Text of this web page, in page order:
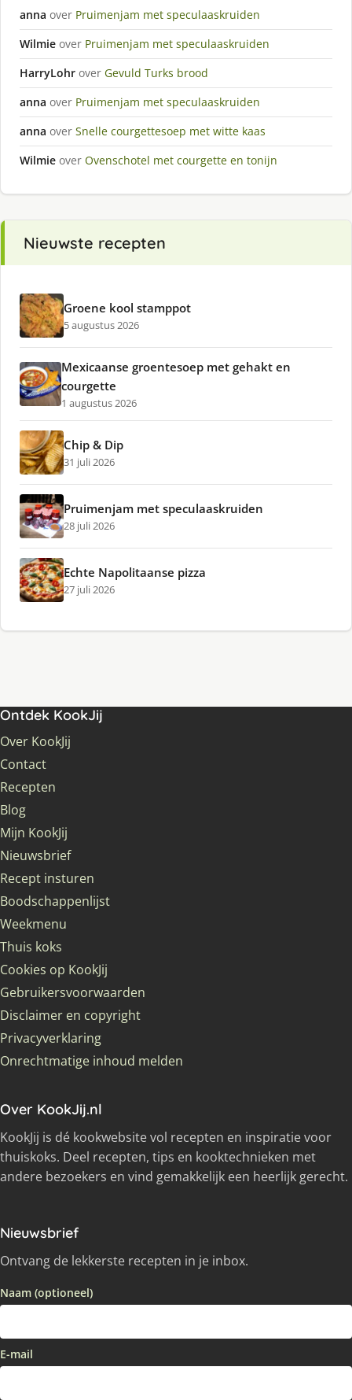
anna over Pruimenjam met speculaaskruiden
Wilmie over Pruimenjam met speculaaskruiden
HarryLohr over Gevuld Turks brood
anna over Pruimenjam met speculaaskruiden
anna over Snelle courgettesoep met witte kaas
Wilmie over Ovenschotel met courgette en tonijn
Nieuwste recepten
Groene kool stamppot
5 augustus 2026
Mexicaanse groentesoep met gehakt en
courgette
1 augustus 2026
Chip & Dip
31 juli 2026
Pruimenjam met speculaaskruiden
28 juli 2026
Echte Napolitaanse pizza
27 juli 2026
Ontdek KookJij
Over KookJij
Contact
Recepten
Blog
Mijn KookJij
Nieuwsbrief
Recept insturen
Boodschappenlijst
Weekmenu
Thuis koks
Cookies op KookJij
Gebruikersvoorwaarden
Disclaimer en copyright
Privacyverklaring
Onrechtmatige inhoud melden
Over KookJij.nl
KookJij is dé kookwebsite vol recepten en inspiratie voor
thuiskoks. Deel recepten, tips en kooktechnieken met
andere bezoekers en vind gemakkelijk een heerlijk gerecht.
Nieuwsbrief
Ontvang de lekkerste recepten in je inbox.
Naam (optioneel)
E-mail